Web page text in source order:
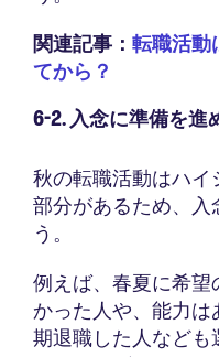
関連記事： 転職活動
てから？
6-2. 入念に準備を進
秋の転職活動はハイ
部分があるため、入
う。
例えば、春夏に希望
かった人や、能力
期退職した人なども